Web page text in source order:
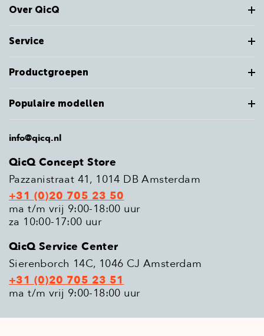
Over QicQ
Service
Productgroepen
Populaire modellen
info@qicq.nl
QicQ Concept Store
Pazzanistraat 41, 1014 DB Amsterdam
+31 (0)20 705 23 50
ma t/m vrij 9:00-18:00 uur
za 10:00-17:00 uur
QicQ Service Center
Sierenborch 14C, 1046 CJ Amsterdam
+31 (0)20 705 23 51
ma t/m vrij 9:00-18:00 uur